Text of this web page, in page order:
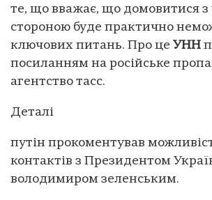
те, що вважає, що домовитися з
стороною буде практично
ключових питань. Про це УНН
посиланням на російське
агентство тасс.
Деталі
путін прокоментував
контактів з Президентом
володимиром зеленським.